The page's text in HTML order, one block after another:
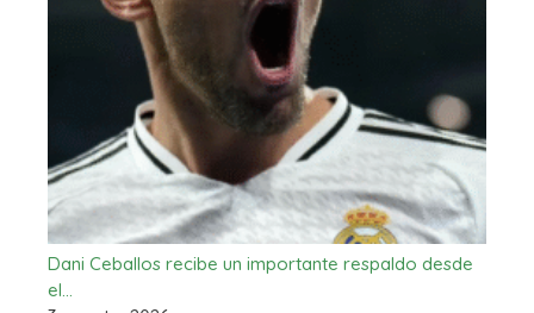
Dani Ceballos recibe un importante respaldo desde
el…